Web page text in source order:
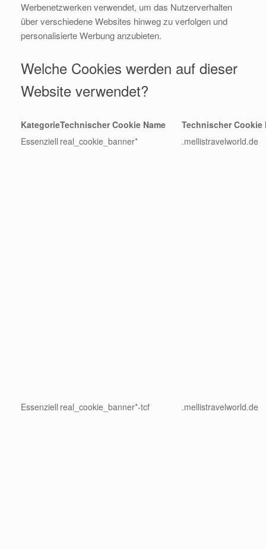
Werbenetzwerken verwendet, um das Nutzerverhalten
über verschiedene Websites hinweg zu verfolgen und
personalisierte Werbung anzubieten.
Welche Cookies werden auf dieser
Website verwendet?
KategorieTechnischer Cookie Name
Technischer Cookie
Essenziell real_cookie_banner* .mellistravelworld.de
Essenziell real_cookie_banner*-tcf .mellistravelworld.de